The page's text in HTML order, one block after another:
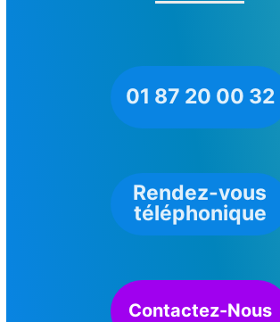
01 87 20 00 32
Rendez-vous
téléphonique
Contactez-Nous